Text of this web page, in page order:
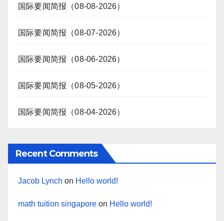
国际要闻简报（08-08-2026）
国际要闻简报（08-07-2026）
国际要闻简报（08-06-2026）
国际要闻简报（08-05-2026）
国际要闻简报（08-04-2026）
Recent Comments
Jacob Lynch on Hello world!
math tuition singapore on Hello world!